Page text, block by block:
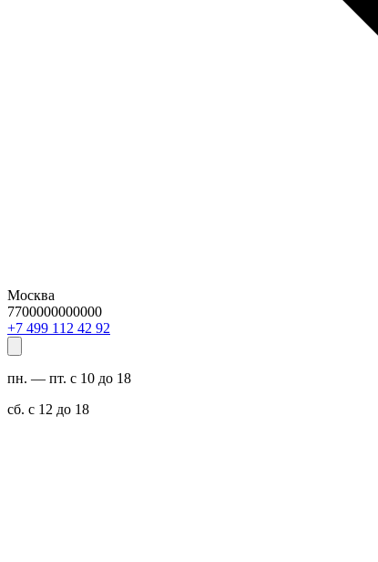
Москва
7700000000000
29 24 211 994 7+
пн. — пт. с 10 до 18
сб. с 12 до 18